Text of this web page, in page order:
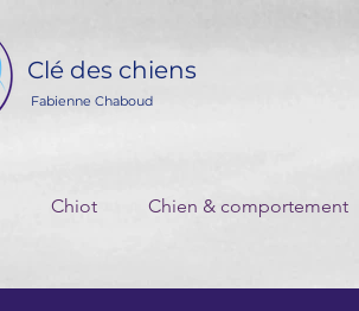
Clé des chiens
Fabienne Chaboud
Chiot Chien & comportement